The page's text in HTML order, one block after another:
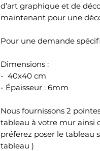
d’art graphique et de
maintenant pour une
Pour une demande
Dimensions :
- 40x40 cm
- Épaisseur : 6mm
Nous fournissons 2
tableau à votre mur ainsi
préferez poser le tableau
tableau )